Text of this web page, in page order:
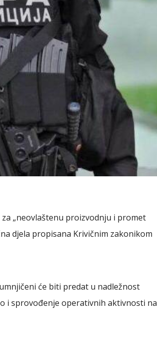
„neovlaštenu proizvodnju i promet
djela propisana Krivičnim zakonikom
će biti predat u nadležnost
i sprovođenje operativnih aktivnosti na